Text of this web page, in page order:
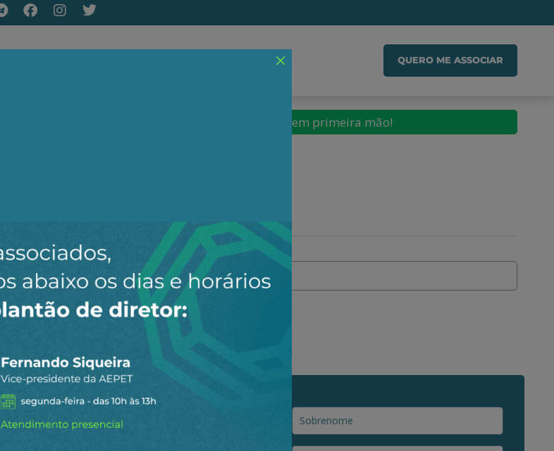
QUERO ME ASSOCIAR
AEPET no WhatsApp e receber nossos conteúdos em primeira mão!
notícia encontrada.
e-